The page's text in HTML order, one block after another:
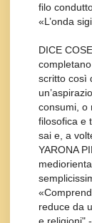
filo
«L’onda
DICE
scritto così
consumi, o
filosofica e
sai e, a
YARONA
reduce da